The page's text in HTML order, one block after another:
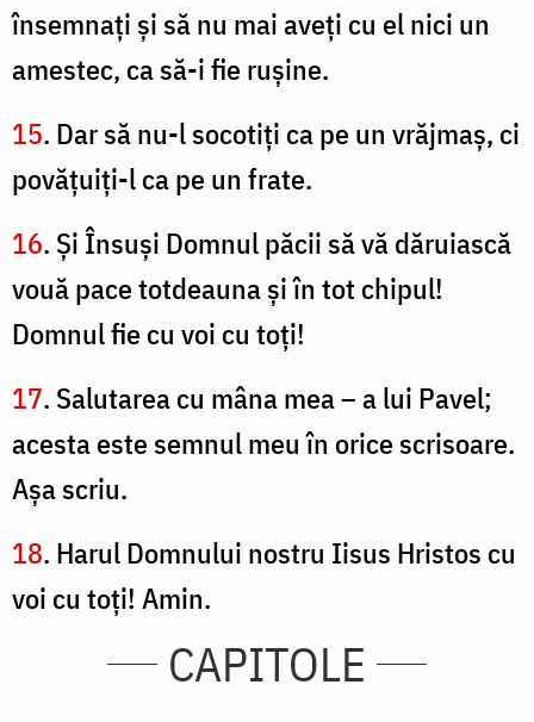
însemnaţi şi să nu mai aveţi cu el nici un
amestec, ca să-i fie ruşine.
15. Dar să nu-l socotiţi ca pe un vrăjmaş, ci
povăţuiţi-l ca pe un frate.
16. Şi Însuşi Domnul păcii să vă dăruiască
vouă pace totdeauna şi în tot chipul!
Domnul fie cu voi cu toţi!
17. Salutarea cu mâna mea – a lui Pavel;
acesta este semnul meu în orice scrisoare.
Aşa scriu.
18. Harul Domnului nostru Iisus Hristos cu
voi cu toţi! Amin.
CAPITOLE